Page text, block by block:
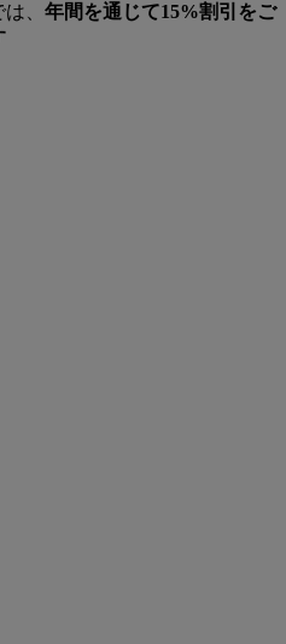
、 年間を通じて15%割引をご